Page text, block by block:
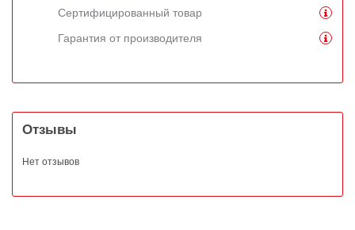
Сертифицированный товар
Гарантия от производителя
Отзывы
Нет отзывов